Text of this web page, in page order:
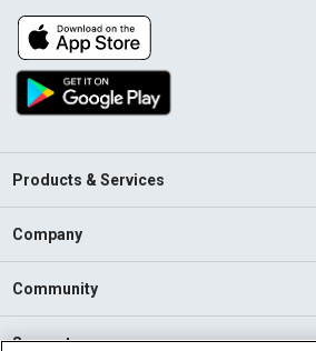
Products & Services
Company
Community
Support